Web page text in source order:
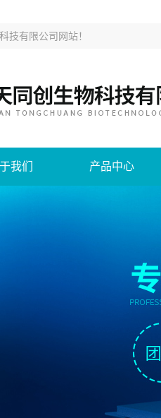
技有限公司网站！
我们 产品中心